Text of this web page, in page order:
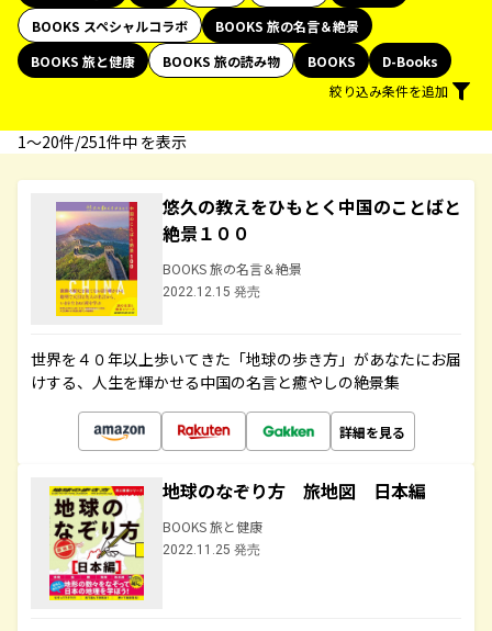
BOOKS スペシャルコラボ
BOOKS 旅の名言＆絶景
BOOKS 旅と健康
BOOKS 旅の読み物 BOOKS
D-Books
絞り込み条件を追加
1〜20件/251件中 を表示
悠久の教えをひもとく中国のことばと
絶景１００
BOOKS 旅の名言＆絶景
2022.12.15 発売
世界を４０年以上歩いてきた「地球の歩き方」があなたにお届
けする、人生を輝かせる中国の名言と癒やしの絶景集
詳細を見る
地球のなぞり方 旅地図 日本編
BOOKS 旅と健康
2022.11.25 発売